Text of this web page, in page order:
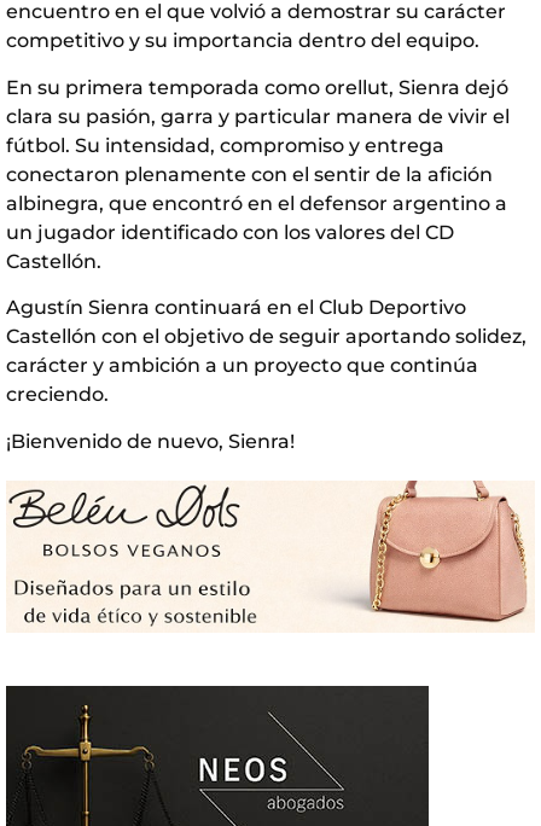
encuentro en el que volvió a demostrar su carácter
competitivo y su importancia dentro del equipo.
En su primera temporada como orellut, Sienra dejó
clara su pasión, garra y particular manera de vivir el
fútbol. Su intensidad, compromiso y entrega
conectaron plenamente con el sentir de la afición
albinegra, que encontró en el defensor argentino a
un jugador identificado con los valores del CD
Castellón.
Agustín Sienra continuará en el Club Deportivo
Castellón con el objetivo de seguir aportando solidez,
carácter y ambición a un proyecto que continúa
creciendo.
¡Bienvenido de nuevo, Sienra!